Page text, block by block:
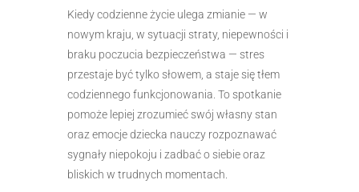
Kiedy codzienne życie ulega zmianie — w
nowym kraju, w sytuacji straty, niepewności i
braku poczucia bezpieczeństwa — stres
przestaje być tylko słowem, a staje się tłem
codziennego funkcjonowania. To spotkanie
pomoże lepiej zrozumieć swój własny stan
oraz emocje dziecka nauczy rozpoznawać
sygnały niepokoju i zadbać o siebie oraz
bliskich w trudnych momentach.